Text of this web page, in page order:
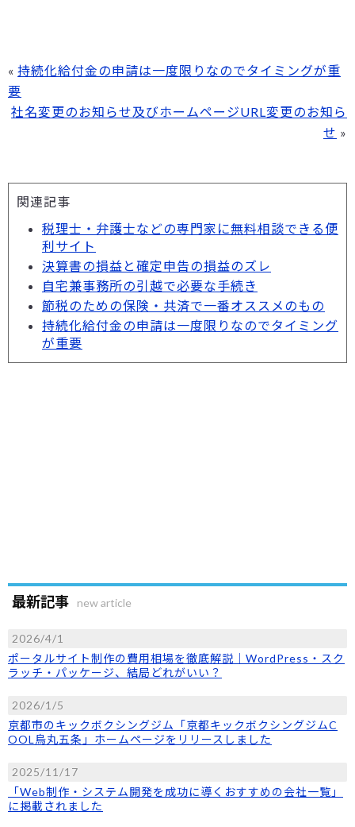
« 持続化給付金の申請は一度限りなのでタイミングが重
要
社名変更のお知らせ及びホームページURL変更のお知ら
せ »
関連記事
税理士・弁護士などの専門家に無料相談できる便
利サイト
決算書の損益と確定申告の損益のズレ
自宅兼事務所の引越で必要な手続き
節税のための保険・共済で一番オススメのもの
持続化給付金の申請は一度限りなのでタイミング
が重要
最新記事 new article
2026/4/1
ポータルサイト制作の費用相場を徹底解説｜WordPress・スク
ラッチ・パッケージ、結局どれがいい？
2026/1/5
京都市のキックボクシングジム「京都キックボクシングジムC
OOL烏丸五条」ホームページをリリースしました
2025/11/17
「Web制作・システム開発を成功に導くおすすめの会社一覧」
に掲載されました